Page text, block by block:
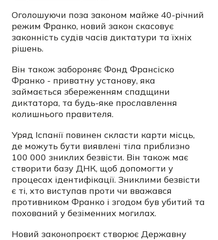
Оголошуючи поза законом майже 40-річний
режим Франко, новий закон скасовує
законність судів часів диктатури та їхніх
рішень.
Він також забороняє Фонд Франсіско
Франко - приватну установу, яка
займається збереженням спадщини
диктатора, та будь-яке прославлення
колишнього правителя.
Уряд Іспанії повинен скласти карти місць,
де можуть бути виявлені тіла приблизно
100 000 зниклих безвісти. Він також має
створити базу ДНК, щоб допомогти у
процесах ідентифікації. Зниклими безвісти
є ті, хто виступав проти чи вважався
противником Франко і згодом був убитий та
похований у безіменних могилах.
Новий законопроєкт створює Державну